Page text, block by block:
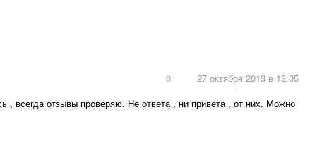
27 октября 2013 в 13:05
0
всегда отзывы проверяю. Не ответа , ни привета , от них. Можно